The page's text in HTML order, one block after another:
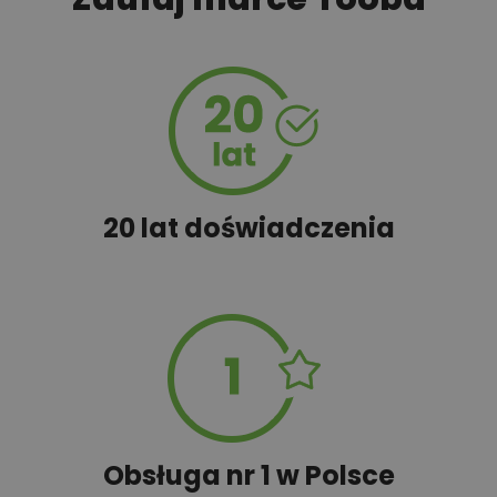
Tablica informacyjna
Wyceń adaptację 100,00 zł
20 lat doświadczenia
Obsługa nr 1 w Polsce